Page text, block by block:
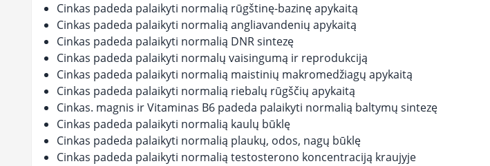
Cinkas padeda palaikyti normalią rūgštinę-bazinę apykaitą
Cinkas padeda palaikyti normalią angliavandenių apykaitą
Cinkas padeda palaikyti normalią DNR sintezę
Cinkas padeda palaikyti normalų vaisingumą ir reprodukciją
Cinkas padeda palaikyti normalią maistinių makromedžiagų apykaitą
Cinkas padeda palaikyti normalią riebalų rūgščių apykaitą
Cinkas. magnis ir Vitaminas B6 padeda palaikyti normalią baltymų sintezę
Cinkas padeda palaikyti normalią kaulų būklę
Cinkas padeda palaikyti normalią plaukų, odos, nagų būklę
Cinkas padeda palaikyti normalią testosterono koncentraciją kraujyje